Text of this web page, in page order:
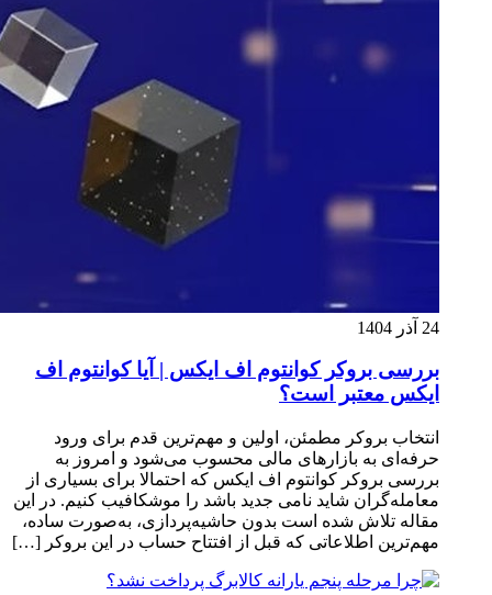
24 آذر 1404
بررسی بروکر کوانتوم اف ایکس | آیا کوانتوم اف
ایکس معتبر است؟
انتخاب بروکر مطمئن، اولین و مهم‌ترین قدم برای ورود
حرفه‌ای به بازارهای مالی محسوب می‌شود و امروز به
بررسی بروکر کوانتوم اف ایکس که احتمالا برای بسیاری از
معامله‌گران شاید نامی جدید باشد را موشکافیب کنیم. در این
مقاله تلاش شده است بدون حاشیه‌پردازی، به‌صورت ساده،
مهم‌ترین اطلاعاتی که قبل از افتتاح حساب در این بروکر […]